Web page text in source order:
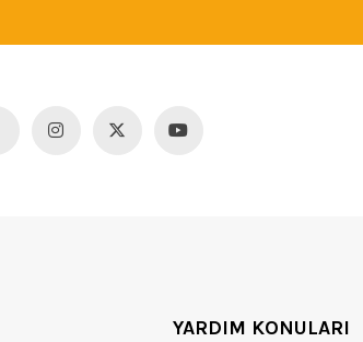
YARDIM KONULARI